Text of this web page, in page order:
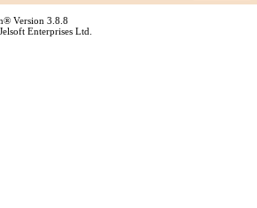
Version 3.8.8
Enterprises Ltd.